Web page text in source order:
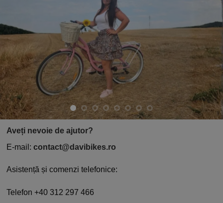
Aveți nevoie de ajutor?
E-mail: contact@davibikes.ro
Asistență și comenzi telefonice:
Telefon +40 312 297 466